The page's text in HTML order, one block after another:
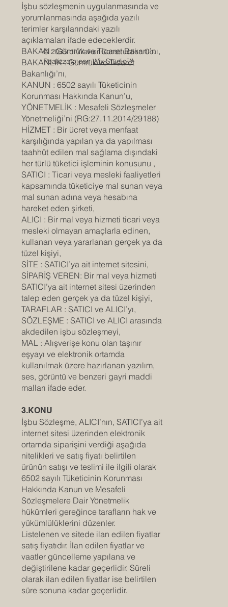
İşbu sözleşmenin uygulanmasında ve
yorumlanmasında aşağıda yazılı
terimler karşılarındaki yazılı
açıklamaları ifade edeceklerdir.
BAKAN : Gümrük ve Ticaret Bakanı’nı,
BAKANLIK : Gümrük ve Ticaret
Bakanlığı’nı,
KANUN : 6502 sayılı Tüketicinin
Korunması Hakkında Kanun’u,
YÖNETMELİK : Mesafeli Sözleşmeler
Yönetmeliği’ni (RG:27.11.2014/29188)
HİZMET : Bir ücret veya menfaat
karşılığında yapılan ya da yapılması
taahhüt edilen mal sağlama dışındaki
her türlü tüketici işleminin konusunu ,
SATICI : Ticari veya mesleki faaliyetleri
kapsamında tüketiciye mal sunan veya
mal sunan adına veya hesabına
hareket eden şirketi,
ALICI : Bir mal veya hizmeti ticari veya
mesleki olmayan amaçlarla edinen,
kullanan veya yararlanan gerçek ya da
tüzel kişiyi,
SİTE : SATICI’ya ait internet sitesini,
SİPARİŞ VEREN: Bir mal veya hizmeti
SATICI’ya ait internet sitesi üzerinden
talep eden gerçek ya da tüzel kişiyi,
TARAFLAR : SATICI ve ALICI’yı,
SÖZLEŞME : SATICI ve ALICI arasında
akdedilen işbu sözleşmeyi,
MAL : Alışverişe konu olan taşınır
eşyayı ve elektronik ortamda
kullanılmak üzere hazırlanan yazılım,
ses, görüntü ve benzeri gayri maddi
malları ifade eder.
3.KONU
İşbu Sözleşme, ALICI’nın, SATICI’ya ait
internet sitesi üzerinden elektronik
ortamda siparişini verdiği aşağıda
nitelikleri ve satış fiyatı belirtilen
ürünün satışı ve teslimi ile ilgili olarak
6502 sayılı Tüketicinin Korunması
Hakkında Kanun ve Mesafeli
Sözleşmelere Dair Yönetmelik
hükümleri gereğince tarafların hak ve
yükümlülüklerini düzenler.
Listelenen ve sitede ilan edilen fiyatlar
satış fiyatıdır. İlan edilen fiyatlar ve
vaatler güncelleme yapılana ve
değiştirilene kadar geçerlidir. Süreli
olarak ilan edilen fiyatlar ise belirtilen
süre sonuna kadar geçerlidir.
© 2035 di Walker Construction Co.
Realizzato conWix Studio™